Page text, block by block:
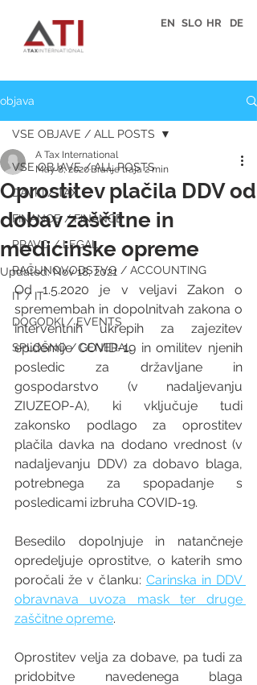
EN SLO HR DE
objava
VSE OBJAVE / ALL POSTS
DAVKI / TAX
FINANCE / FINANCE
PRAVO / LEGAL
RAČUNOVODSTVO / ACCOUNTING
IT / IT
DOGODKI / EVENTS
SPLOŠNO / GENERAL
VSE OBJAVE / ALL POSTS
Oprostitev plačila DDV od
dobav zaščitne in
medicinske opreme
A Tax International
May 8, 2020 Branje traja 2 min
Updated:Nov 18, 2021
Od 1.5.2020 je v veljavi Zakon o
spremembah in dopolnitvah zakona o
interventnih ukrepih za zajezitev
epidemije COVID-19 in omilitev njenih
posledic za državljane in
gospodarstvo (v nadaljevanju
ZIUZEOP-A), ki vključuje tudi
zakonsko podlago za oprostitev
plačila davka na dodano vrednost (v
nadaljevanju DDV) za dobavo blaga,
potrebnega za spopadanje s
posledicami izbruha COVID-19.
Besedilo dopolnjuje in natančneje
opredeljuje oprostitve, o katerih smo
poročali že v članku: Carinska in DDV
obravnava uvoza mask ter druge
zaščitne opreme.
Oprostitev velja za dobave, pa tudi za
pridobitve navedenega blaga